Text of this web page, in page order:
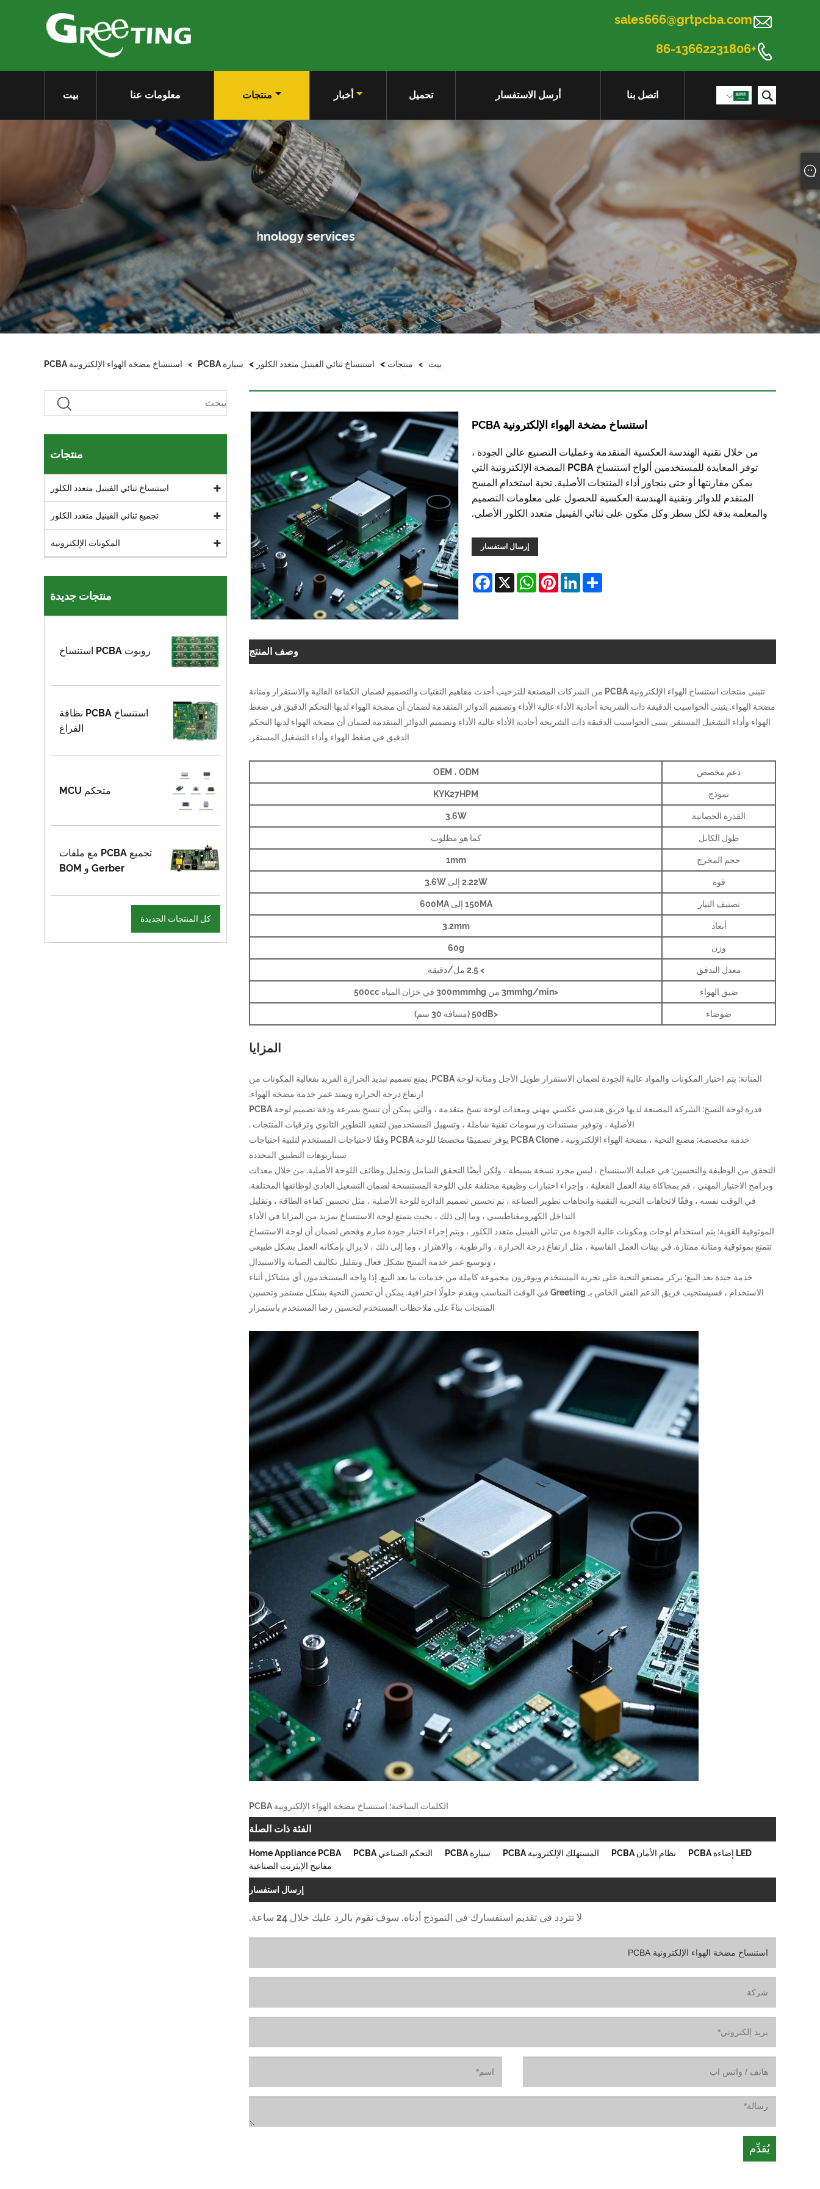

sales666@grtpcba.com

+86-13662231806
  بيت معلومات عنا منتجات أخبار تحميل أرسل الاستفسار اتصل بنا
بيت > منتجات > استنساخ ثنائي الفينيل متعدد الكلور > سيارة PCBA > استنساخ مضخة الهواء الإلكترونية PCBA
منتجات
استنساخ ثنائي الفينيل متعدد الكلور
تجميع ثنائي الفينيل متعدد الكلور
المكونات الإلكترونية
منتجات جديدة
روبوت PCBA استنساخ
استنساخ PCBA نظافة
الفراغ
متحكم MCU
تجميع PCBA مع ملفات
Gerber و BOM
كل المنتجات الجديدة
استنساخ مضخة الهواء الإلكترونية PCBA
من خلال تقنية الهندسة العكسية المتقدمة وعمليات التصنيع عالي الجودة ،
توفر المعايدة للمستخدمين ألواح استنساخ PCBA المضخة الإلكترونية التي
يمكن مقارنتها أو حتى يتجاوز أداء المنتجات الأصلية. تحية استخدام المسح
المتقدم للدوائر وتقنية الهندسة العكسية للحصول على معلومات التصميم
والمعلمة بدقة لكل سطر وكل مكون على ثنائي الفينيل متعدد الكلور الأصلي.
إرسال استفسار
Facebook X
WhatsAppPinterestLinkedInShare
وصف المنتج
تتبنى منتجات استنساخ الهواء الإلكترونية PCBA من الشركات المصنعة للترحيب أحدث مفاهيم التقنيات والتصميم لضمان الكفاءة العالية والاستقرار ومتانة
مضخة الهواء. يتبنى الحواسيب الدقيقة ذات الشريحة أحادية الأداء عالية الأداء وتصميم الدوائر المتقدمة لضمان أن مضخة الهواء لديها التحكم الدقيق في ضغط
الهواء وأداء التشغيل المستقر. يتبنى الحواسيب الدقيقة ذات الشريحة أحادية الأداء عالية الأداء وتصميم الدوائر المتقدمة لضمان أن مضخة الهواء لديها التحكم
الدقيق في ضغط الهواء وأداء التشغيل المستقر.
دعم مخصص OEM ، ODM
نموذج KYK27HPM
القدرة الحصانية 3.6W
طول الكابل كما هو مطلوب
حجم المخرج 1mm
قوة 2.22W إلى 3.6W
تصنيف التيار 150MA إلى 600MA
أبعاد 3.2mm
وزن 60g
معدل التدفق > 2.5 مل/دقيقة
ضيق الهواء <3mmhg/min من 300mmmhg في خزان المياه 500cc
ضوضاء <50dB (مسافة 30 سم)
المزايا
المتانة: يتم اختيار المكونات والمواد عالية الجودة لضمان الاستقرار طويل الأجل ومتانة لوحة PCBA. يمنع تصميم تبديد الحرارة الفريد بفعالية المكونات من
ارتفاع درجة الحرارة ويمتد عمر خدمة مضخة الهواء.
قدرة لوحة النسخ: الشركة المصنعة لديها فريق هندسي عكسي مهني ومعدات لوحة نسخ متقدمة ، والتي يمكن أن تنسخ بسرعة ودقة تصميم لوحة PCBA
الأصلية ، وتوفير مستندات ورسومات تقنية شاملة ، وتسهيل المستخدمين لتنفيذ التطوير الثانوي وترقيات المنتجات .
خدمة مخصصة: مصنع التحية ، مضخة الهواء الإلكترونية ، PCBA Clone يوفر تصميمًا مخصصًا للوحة PCBA وفقًا لاحتياجات المستخدم لتلبية احتياجات
سيناريوهات التطبيق المحددة
التحقق من الوظيفة والتحسين: في عملية الاستنساخ ، ليس مجرد نسخة بسيطة ، ولكن أيضًا التحقق الشامل وتحليل وظائف اللوحة الأصلية. من خلال معدات
وبرامج الاختبار المهني ، قم بمحاكاة بيئة العمل الفعلية ، وإجراء اختبارات وظيفية مختلفة على اللوحة المستنسخة لضمان التشغيل العادي لوظائفها المختلفة.
في الوقت نفسه ، وفقًا لاتجاهات التجربة التقنية واتجاهات تطوير الصناعة ، تم تحسين تصميم الدائرة للوحة الأصلية ، مثل تحسين كفاءة الطاقة ، وتقليل
التداخل الكهرومغناطيسي ، وما إلى ذلك ، بحيث يتمتع لوحة الاستنساخ بمزيد من المزايا في الأداء
الموثوقية القوية: يتم استخدام لوحات ومكونات عالية الجودة من ثنائي الفينيل متعدد الكلور ، ويتم إجراء اختبار جودة صارم وفحص لضمان أن لوحة الاستنساخ
تتمتع بموثوقية ومتانة ممتازة. في بيئات العمل القاسية ، مثل ارتفاع درجة الحرارة ، والرطوبة ، والاهتزاز ، وما إلى ذلك ، لا يزال بإمكانه العمل بشكل طبيعي
، وتوسيع عمر خدمة المنتج بشكل فعال وتقليل تكاليف الصيانة والاستبدال
خدمة جيدة بعد البيع: يركز مصنعو التحية على تجربة المستخدم ويوفرون مجموعة كاملة من خدمات ما بعد البيع. إذا واجه المستخدمون أي مشاكل أثناء
الاستخدام ، فسيستجيب فريق الدعم الفني الخاص بـ Greeting في الوقت المناسب ويقدم حلولًا احترافية. يمكن أن تحسن التحية بشكل مستمر وتحسين
المنتجات بناءً على ملاحظات المستخدم لتحسين رضا المستخدم باستمرار
الكلمات الساخنة: استنساخ مضخة الهواء الإلكترونية PCBA
الفئة ذات الصلة
Home Appliance PCBA التحكم الصناعي PCBA سيارة PCBA المستهلك الإلكترونية PCBA نظام الأمان PCBA
LED إضاءة PCBA
مفاتيح الإيثرنت الصناعية
إرسال استفسار
لا تتردد في تقديم استفسارك في النموذج أدناه. سوف نقوم بالرد عليك خلال 24 ساعة.